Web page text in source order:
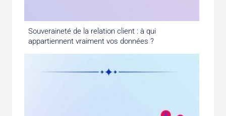
Souveraineté de la relation client : à qui
appartiennent vraiment vos données ?